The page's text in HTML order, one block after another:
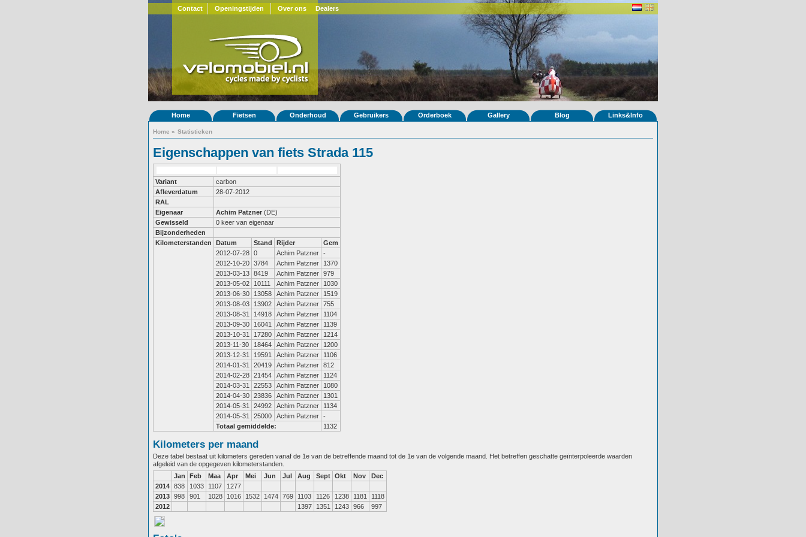
Contact Openingstijden Over ons Dealers
Home Fietsen Onderhoud Gebruikers Orderboek Gallery Blog Links&Info
Home » Statistieken
Eigenschappen van fiets Strada 115
Variant
carbon
Afleverdatum
28-07-2012
RAL
Eigenaar
Achim Patzner (DE)
Gewisseld
0 keer van eigenaar
Bijzonderheden
Kilometerstanden
Datum Stand Rijder
Gem
2012-07-28 0 Achim Patzner -
2012-10-20 3784 Achim Patzner
1370
2013-03-13 8419 Achim Patzner 979
2013-05-02
10111 Achim Patzner
1030
2013-06-30
13058 Achim Patzner
1519
2013-08-03
13902 Achim Patzner 755
2013-08-31
14918 Achim Patzner
1104
2013-09-30
16041 Achim Patzner
1139
2013-10-31
17280 Achim Patzner
1214
2013-11-30
18464 Achim Patzner
1200
2013-12-31
19591 Achim Patzner
1106
2014-01-31
20419 Achim Patzner 812
2014-02-28 21454 Achim Patzner
1124
2014-03-31
22553 Achim Patzner
1080
2014-04-30 23836 Achim Patzner
1301
2014-05-31
24992 Achim Patzner
1134
2014-05-31
25000 Achim Patzner -
Totaal gemiddelde:
1132
Kilometers per maand
Deze tabel bestaat uit kilometers gereden vanaf de 1e van de betreffende maand tot de 1e van de volgende maand. Het betreffen geschatte geïnterpoleerde waarden
afgeleid van de opgegeven kilometerstanden.
Jan
Feb Maa Apr Mei Jun Jul Aug Sept Okt Nov
Dec
2014 838 1033 1107
1277
2013 998 901 1028 1016 1532 1474 769 1103 1126 1238 1181
1118
2012
1397 1351 1243 966 997